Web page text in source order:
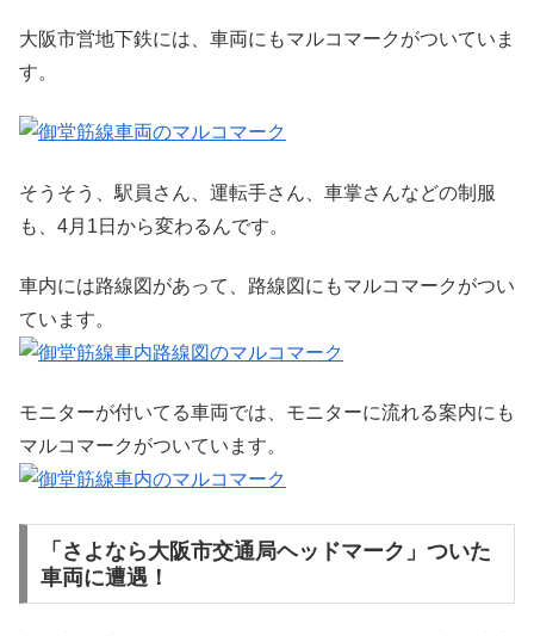
大阪市営地下鉄には、車両にもマルコマークがついていま
す。
そうそう、駅員さん、運転手さん、車掌さんなどの制服
も、4月1日から変わるんです。
車内には路線図があって、路線図にもマルコマークがつい
ています。
モニターが付いてる車両では、モニターに流れる案内にも
マルコマークがついています。
「さよなら大阪市交通局ヘッドマーク」ついた
車両に遭遇！